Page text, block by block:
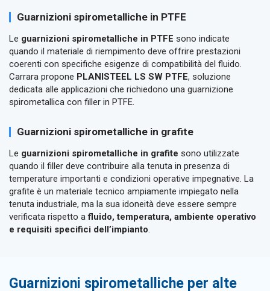
Guarnizioni spirometalliche in PTFE
Le guarnizioni spirometalliche in PTFE sono indicate
quando il materiale di riempimento deve offrire prestazioni
coerenti con specifiche esigenze di compatibilità del fluido.
Carrara propone PLANISTEEL LS SW PTFE, soluzione
dedicata alle applicazioni che richiedono una guarnizione
spirometallica con filler in PTFE.
Guarnizioni spirometalliche in grafite
Le guarnizioni spirometalliche in grafite sono utilizzate
quando il filler deve contribuire alla tenuta in presenza di
temperature importanti e condizioni operative impegnative. La
grafite è un materiale tecnico ampiamente impiegato nella
tenuta industriale, ma la sua idoneità deve essere sempre
verificata rispetto afluido, temperatura, ambiente operativo
e requisiti specifici dell’impianto.
Guarnizioni spirometalliche per alte